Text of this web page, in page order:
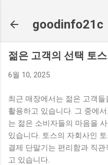
goodinfo21c
젊은 고객의 선택 토
6월 10, 2025
최근 매장에서는 젊은 고객
활용하고 있습니다. 그 중에
는 젊은 소비자들의 마음을
있습니다. 토스의 자회사인
결제 단말기는 편리함과 직
고 있습니다.